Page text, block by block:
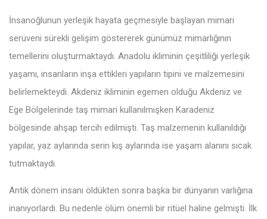
İnsanoğlunun yerleşik hayata geçmesiyle başlayan mimari
serüveni sürekli gelişim göstererek günümüz mimarlığının
temellerini oluşturmaktaydı. Anadolu ikliminin çeşitliliği yerleşik
yaşamı, insanların inşa ettikleri yapıların tipini ve malzemesini
belirlemekteydi. Akdeniz ikliminin egemen olduğu Akdeniz ve
Ege Bölgelerinde taş mimari kullanılmışken Karadeniz
bölgesinde ahşap tercih edilmişti. Taş malzemenin kullanıldığı
yapılar, yaz aylarında serin kış aylarında ise yaşam alanını sıcak
tutmaktaydı.
Antik dönem insanı öldükten sonra başka bir dünyanın varlığına
inanıyorlardı. Bu nedenle ölüm önemli bir ritüel haline gelmişti. İlk